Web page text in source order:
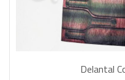
Delantal